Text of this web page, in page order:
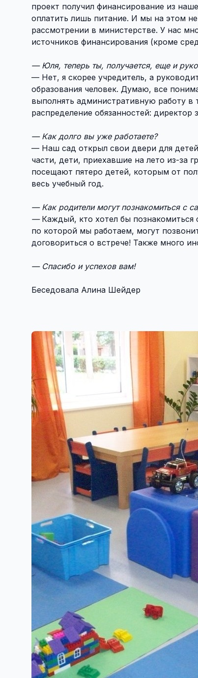
проект получил финансирование из
оплатить лишь питание. И мы на этом
рассмотрении в министерстве. У нас
источников финансирования (кроме
— Юля, теперь ты, получается, еще и
— Нет, я скорее учредитель, а
образования человек. Думаю, все
выполнять административную работу в
распределение обязанностей:
— Как долго вы уже работаете?
— Наш сад открыл свои двери для
части, дети, приехавшие на лето из-за
посещают пятеро детей, которым от
весь учебный год.
— Как родители могут познакомиться с
— Каждый, кто хотел бы
по которой мы работаем, могут
договориться о встрече! Также много
— Спасибо и успехов вам!
Беседовала Алина Шейдер